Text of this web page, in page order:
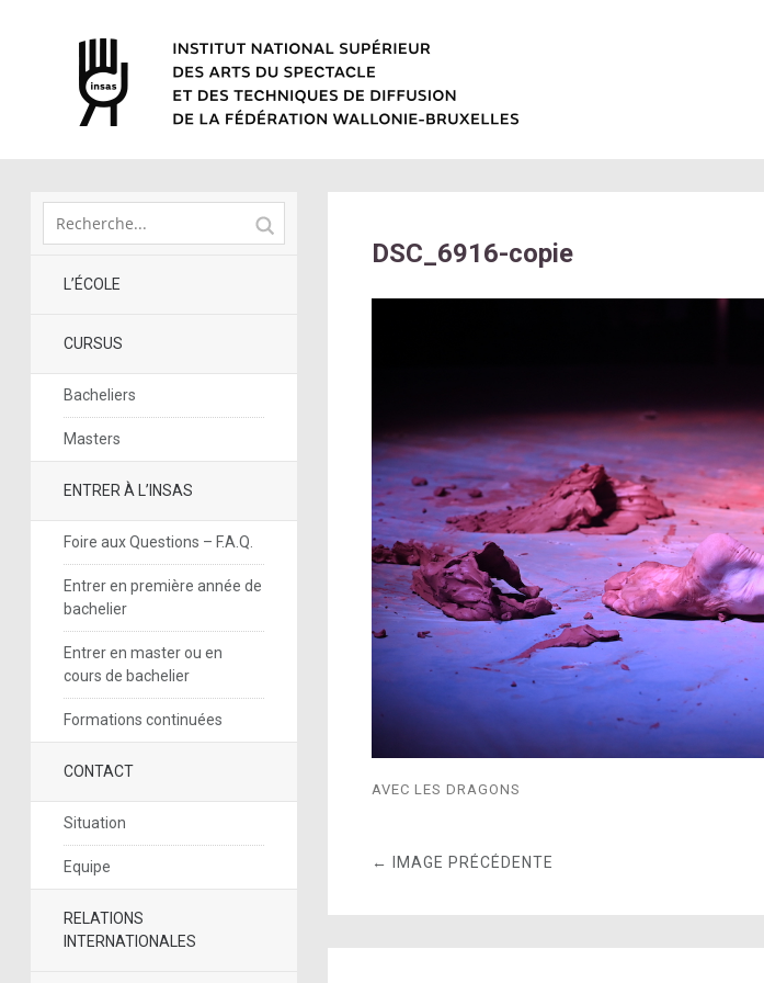
L’ÉCOLE
CURSUS
Bacheliers
Masters
ENTRER À L’INSAS
Foire aux Questions – F.A.Q.
Entrer en première année de
bachelier
Entrer en master ou en
cours de bachelier
Formations continuées
CONTACT
Situation
Equipe
RELATIONS
INTERNATIONALES
DSC_6916-copie
AVEC LES DRAGONS
← IMAGE PRÉCÉDENTE